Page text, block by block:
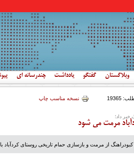
وبلاگستان گفتگو یادداشت چندرسانه ای
19365 نسخه مناسب چاپ
داد؛
از مرمت و بازسازی حمام تاریخی روستای کردآباد با قدمت 4۰۰ سال